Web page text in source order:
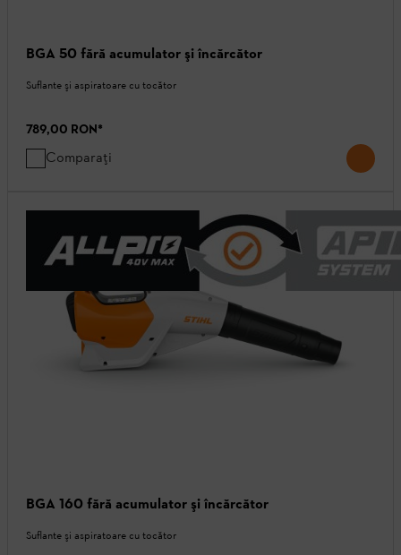
BGA 50 fără acumulator şi încărcător
Suflante şi aspiratoare cu tocător
789,00 RON*
Comparați
BGA 160 fără acumulator şi încărcător
Suflante şi aspiratoare cu tocător